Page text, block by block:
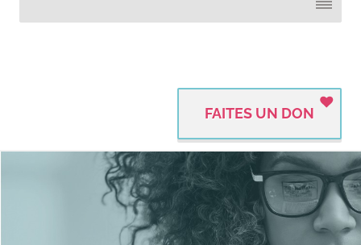
FAITES UN DON